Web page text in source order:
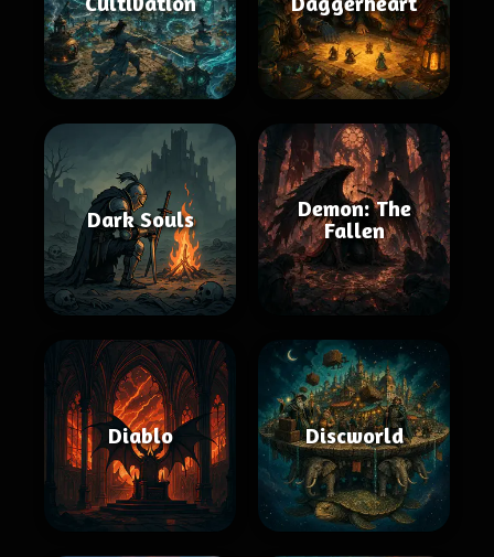
Dark Souls
Demon: The
Fallen
Diablo Discworld